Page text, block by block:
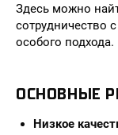
Здесь можно
сотрудничество
особого подхода.
ОСНОВНЫЕ
Низкое